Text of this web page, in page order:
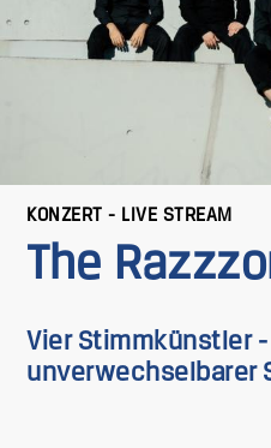
KONZERT - LIVE STREAM
The
Vier Stimmkünstler
unverwechselbarer